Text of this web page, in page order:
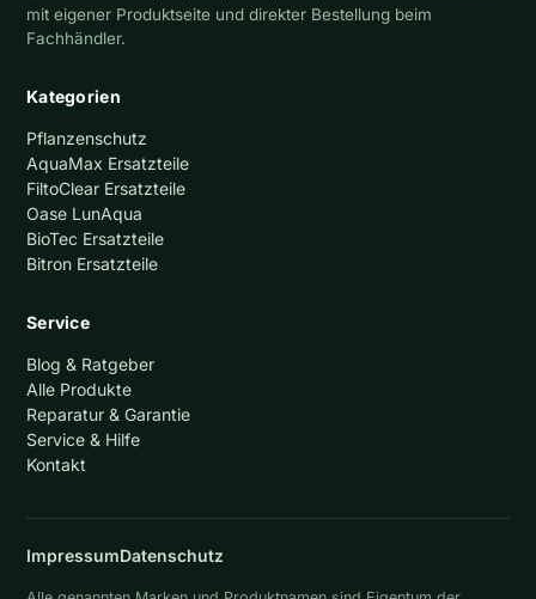
mit eigener Produktseite und direkter Bestellung beim
Fachhändler.
Kategorien
Pflanzenschutz
AquaMax Ersatzteile
FiltoClear Ersatzteile
Oase LunAqua
BioTec Ersatzteile
Bitron Ersatzteile
Service
Blog & Ratgeber
Alle Produkte
Reparatur & Garantie
Service & Hilfe
Kontakt
ImpressumDatenschutz